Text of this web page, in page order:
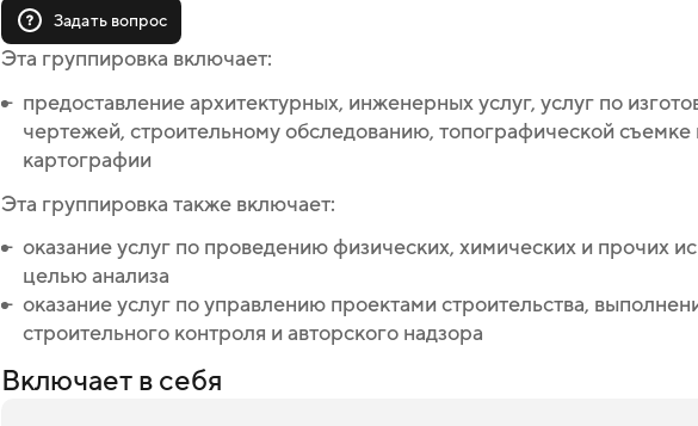
Задать вопрос
Эта группировка включает:
предоставление архитектурных, инженерных услуг, услуг по
чертежей, строительному обследованию, топографической съемке
картографии
Эта группировка также включает:
оказание услуг по проведению физических, химических и прочих
целью анализа
оказание услуг по управлению проектами строительства,
строительного контроля и авторского надзора
Включает в себя